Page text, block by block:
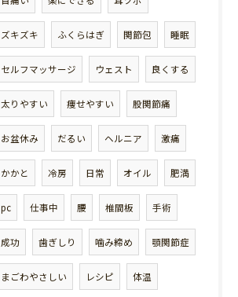
ズキズキ ふくらはぎ 関節包 睡眠
セルフマッサージ ウェスト 良くする
太りやすい 痩せやすい 股関節痛
お盆休み だるい ヘルニア 激痛
かかと 冷房 日常 オイル 肥満
pc 仕事中 腰 椎間板 手術
成功 歯ぎしり 噛み締め 顎関節症
まごわやさしい レシピ 体温